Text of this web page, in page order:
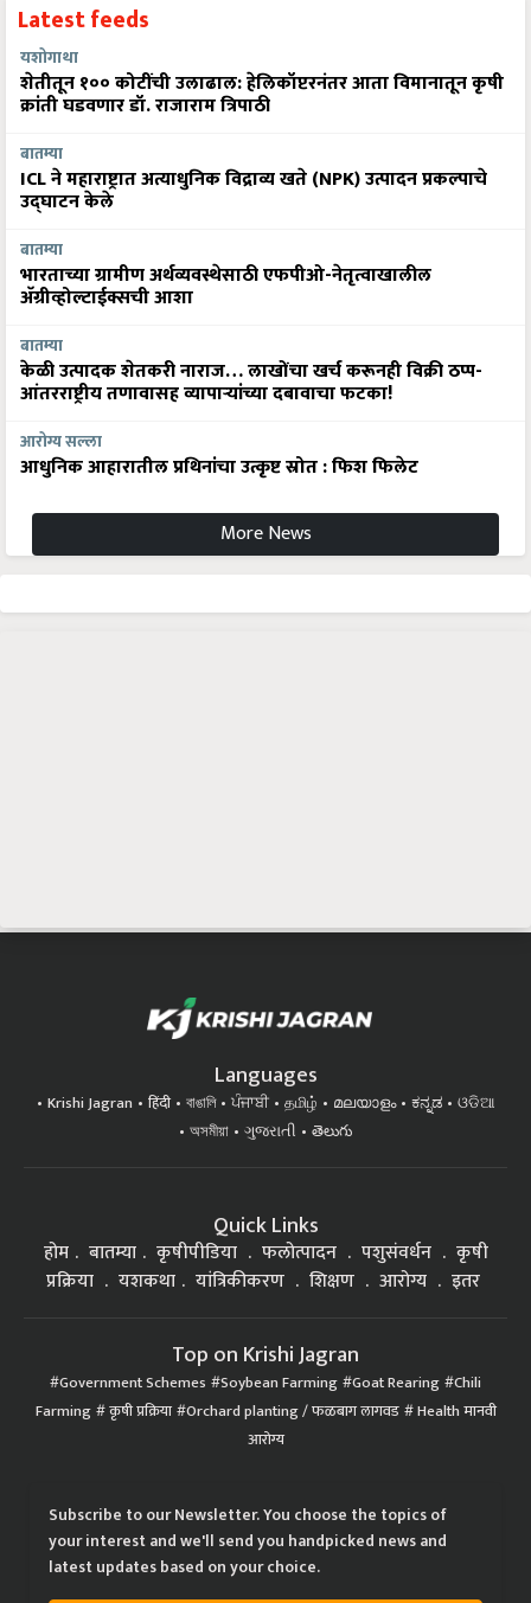
Latest feeds
यशोगाथा
शेतीतून १०० कोटींची उलाढाल: हेलिकॉप्टरनंतर आता विमानातून कृषी
क्रांती घडवणार डॉ. राजाराम त्रिपाठी
बातम्या
ICL ने महाराष्ट्रात अत्याधुनिक विद्राव्य खते (NPK) उत्पादन प्रकल्पाचे
उद्घाटन केले
बातम्या
भारताच्या ग्रामीण अर्थव्यवस्थेसाठी एफपीओ-नेतृत्वाखालील
अ‍ॅग्रीव्होल्टाईक्सची आशा
बातम्या
केळी उत्पादक शेतकरी नाराज… लाखोंचा खर्च करूनही विक्री ठप्प-
आंतरराष्ट्रीय तणावासह व्यापाऱ्यांच्या दबावाचा फटका!
आरोग्य सल्ला
आधुनिक आहारातील प्रथिनांचा उत्कृष्ट स्रोत : फिश फिलेट
More News
Languages
Krishi Jagran हिंदी বাঙালি ਪੰਜਾਬੀ தமிழ் മലയാളം ಕನ್ನಡ
ଓଡିଆ
অসমীয়া
ગુજરાતી తెలుగు
Quick Links
होम बातम्या कृषीपीडिया फलोत्पादन पशुसंवर्धन
कृषी
प्रक्रिया
यशकथा यांत्रिकीकरण शिक्षण आरोग्य इतर
Top on Krishi Jagran
Government Schemes Soybean Farming Goat Rearing Chili
Farming कृषी प्रक्रिया Orchard planting / फळबाग लागवड Health मानवी
आरोग्य
Subscribe to our Newsletter. You choose the topics of
your interest and we'll send you handpicked news and
latest updates based on your choice.